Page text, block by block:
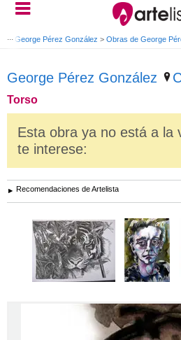
> George Pérez González > Obras de George
George Pérez González
Torso
Esta obra ya no está a la
te interese:
Recomendaciones de Artelista